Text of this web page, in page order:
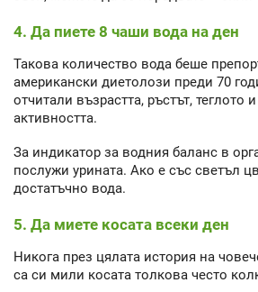
4. Да пиете 8 чаши вода на ден
Такова количество вода беше
американски диетолози преди 70
отчитали възрастта, ръстът, теглото
активността.
За индикатор за водния баланс в
послужи урината. Ако е със светъл
достатъчно вода.
5. Да миете косата всеки ден
Никога през цялата история на
са си мили косата толкова често